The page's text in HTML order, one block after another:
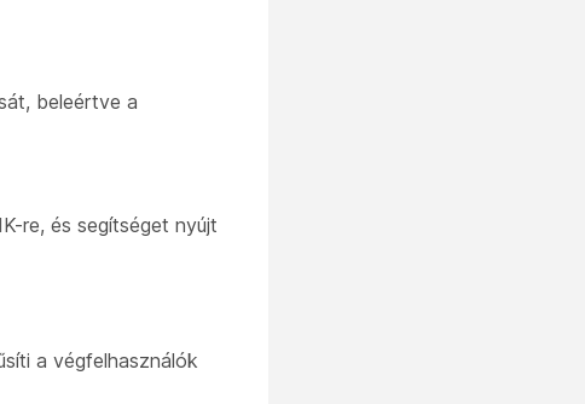
beleértve a
re, és segítséget nyújt
a végfelhasználók